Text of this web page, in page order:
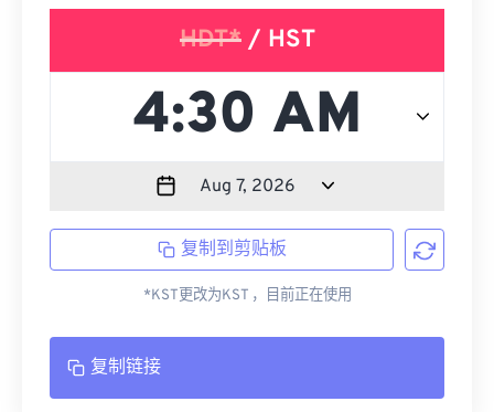
HDT*/ HST
复制到剪贴板
*KST更改为KST ，目前正在使用
复制链接